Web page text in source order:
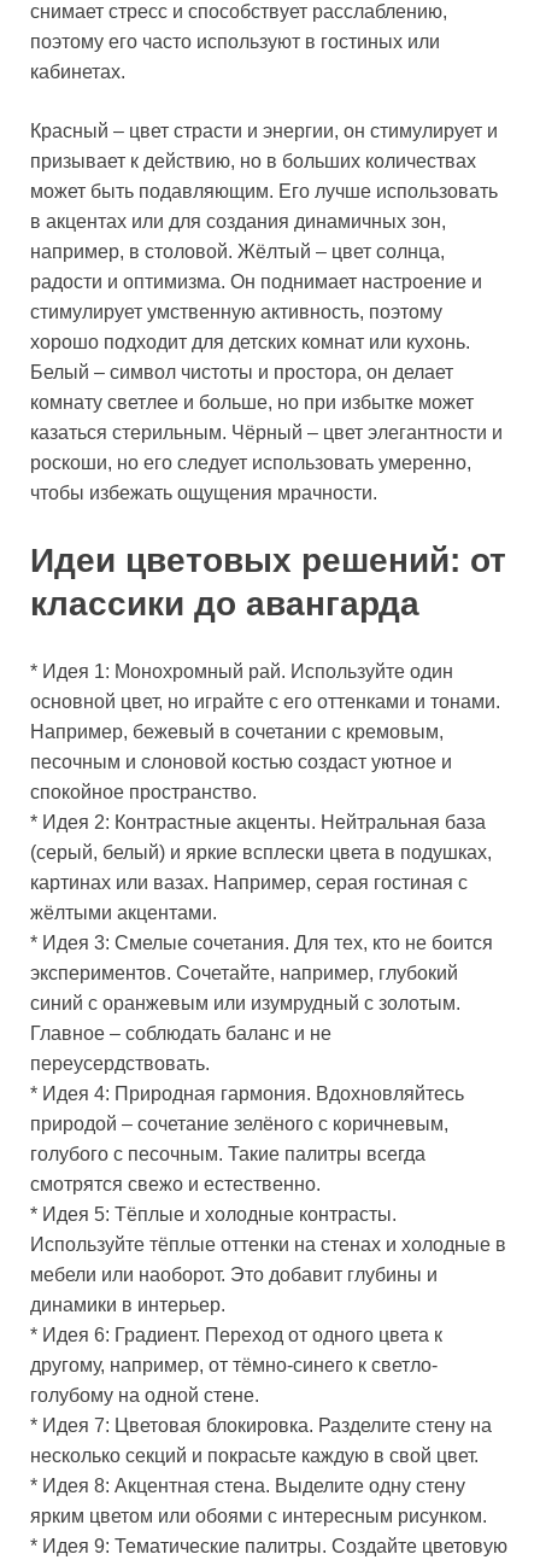
снимает стресс и способствует расслаблению,
поэтому его часто используют в гостиных или
кабинетах.
Красный – цвет страсти и энергии, он стимулирует и
призывает к действию, но в больших количествах
может быть подавляющим. Его лучше использовать
в акцентах или для создания динамичных зон,
например, в столовой. Жёлтый – цвет солнца,
радости и оптимизма. Он поднимает настроение и
стимулирует умственную активность, поэтому
хорошо подходит для детских комнат или кухонь.
Белый – символ чистоты и простора, он делает
комнату светлее и больше, но при избытке может
казаться стерильным. Чёрный – цвет элегантности и
роскоши, но его следует использовать умеренно,
чтобы избежать ощущения мрачности.
Идеи цветовых решений: от
классики до авангарда
* Идея 1: Монохромный рай. Используйте один
основной цвет, но играйте с его оттенками и тонами.
Например, бежевый в сочетании с кремовым,
песочным и слоновой костью создаст уютное и
спокойное пространство.
* Идея 2: Контрастные акценты. Нейтральная база
(серый, белый) и яркие всплески цвета в подушках,
картинах или вазах. Например, серая гостиная с
жёлтыми акцентами.
* Идея 3: Смелые сочетания. Для тех, кто не боится
экспериментов. Сочетайте, например, глубокий
синий с оранжевым или изумрудный с золотым.
Главное – соблюдать баланс и не
переусердствовать.
* Идея 4: Природная гармония. Вдохновляйтесь
природой – сочетание зелёного с коричневым,
голубого с песочным. Такие палитры всегда
смотрятся свежо и естественно.
* Идея 5: Тёплые и холодные контрасты.
Используйте тёплые оттенки на стенах и холодные в
мебели или наоборот. Это добавит глубины и
динамики в интерьер.
* Идея 6: Градиент. Переход от одного цвета к
другому, например, от тёмно-синего к светло-
голубому на одной стене.
* Идея 7: Цветовая блокировка. Разделите стену на
несколько секций и покрасьте каждую в свой цвет.
* Идея 8: Акцентная стена. Выделите одну стену
ярким цветом или обоями с интересным рисунком.
* Идея 9: Тематические палитры. Создайте цветовую